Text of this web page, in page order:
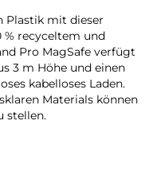
Plastik mit dieser
% recyceltem und
Pro MagSafe verfügt
3 m Höhe und einen
kabelloses Laden.
Materials können
stellen.